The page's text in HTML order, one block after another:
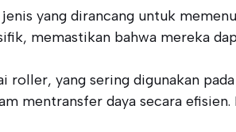
yang dirancang untuk
memastikan bahwa mereka
roller, yang sering digunakan
mentransfer daya secara